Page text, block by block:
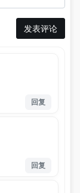
发表评论
回复
回复